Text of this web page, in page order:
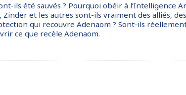
ils été sauvés ? Pourquoi obéir à l’Intelligence
et les autres sont-ils vraiment des alliés,
qui recouvre Adenaom ? Sont-ils
ce que recèle Adenaom.